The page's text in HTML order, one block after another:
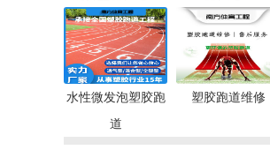
水性微发泡塑胶跑
道
塑胶跑道维修